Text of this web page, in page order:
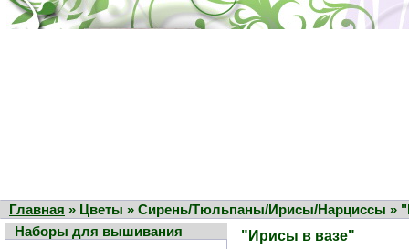
Главная » Цветы » Сирень/Тюльпаны/Ирисы/Нарциссы »
Наборы для вышивания
"Ирисы в вазе"